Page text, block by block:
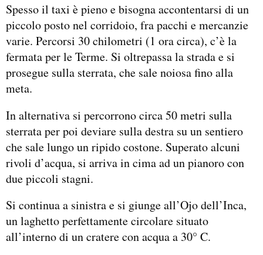
Spesso il taxi è pieno e bisogna accontentarsi di un
piccolo posto nel corridoio, fra pacchi e mercanzie
varie. Percorsi 30 chilometri (1 ora circa), c’è la
fermata per le Terme. Si oltrepassa la strada e si
prosegue sulla sterrata, che sale noiosa fino alla
meta.
In alternativa si percorrono circa 50 metri sulla
sterrata per poi deviare sulla destra su un sentiero
che sale lungo un ripido costone. Superato alcuni
rivoli d’acqua, si arriva in cima ad un pianoro con
due piccoli stagni.
Si continua a sinistra e si giunge all’Ojo dell’Inca,
un laghetto perfettamente circolare situato
all’interno di un cratere con acqua a 30° C.